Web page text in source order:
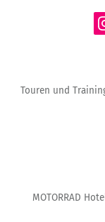
Touren und
MOTORRAD